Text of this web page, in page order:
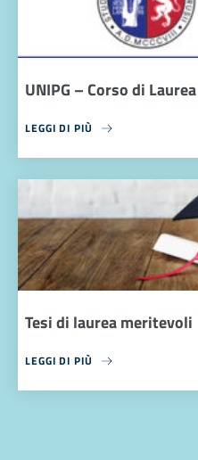
UNIPG – Corso di
LEGGI DI PIÙ
Tesi di laurea meritevoli
LEGGI DI PIÙ